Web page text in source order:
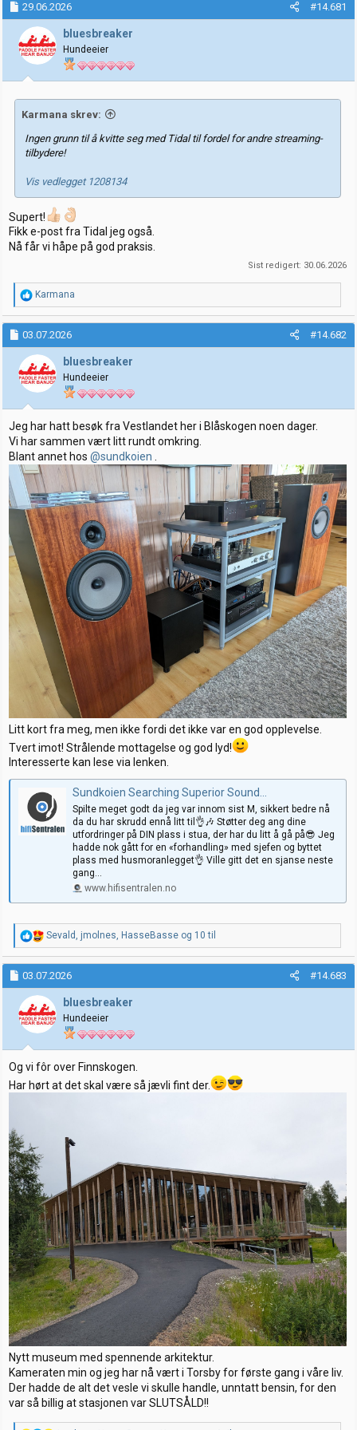
r
t
e
o
29.06.2026 #14.681
bluesbreaker
Hundeeier
Karmana skrev:
Ingen grunn til å kvitte seg med Tidal til fordel for andre streaming-
tilbydere!
Vis vedlegget 1208134
Supert!
Fikk e-post fra Tidal jeg også.
Nå får vi håpe på god praksis.
Sist redigert: 30.06.2026
R
e
a
k
j
o
n
e
r
Karmana
03.07.2026 #14.682
bluesbreaker
Hundeeier
Jeg har hatt besøk fra Vestlandet her i Blåskogen noen dager.
Vi har sammen vært litt rundt omkring.
Blant annet hos @sundkoien
Litt kort fra meg, men ikke fordi det ikke var en god opplevelse.
Tvert imot! Strålende mottagelse og god lyd!
Interesserte kan lese via lenken.
Sundkoien Searching Superior Sound...
Spilte meget godt da jeg var innom sist M, sikkert bedre nå
da du har skrudd ennå litt til👌🎶 Støtter deg ang dine
utfordringer på DIN plass i stua, der har du litt å gå på😎 Jeg
hadde nok gått for en «forhandling» med sjefen og byttet
plass med husmoranlegget👌 Ville gitt det en sjanse neste
gang...
www.hifisentralen.no
R
e
a
k
j
o
n
r
Sevald jmolnes HasseBasse og 10 til
03.07.2026 #14.683
bluesbreaker
Hundeeier
Og vi fôr over Finnskogen.
Har hørt at det skal være så jævli fint der.
Nytt museum med spennende arkitektur.
Kameraten min og jeg har nå vært i Torsby for første gang i våre liv.
Der hadde de alt det vesle vi skulle handle, unntatt bensin, for den
var så billig at stasjonen var SLUTSÅLD!!